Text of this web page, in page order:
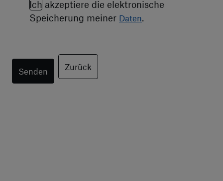
Ich akzeptiere die elektronische
Speicherung meiner Daten
Zurück
Senden